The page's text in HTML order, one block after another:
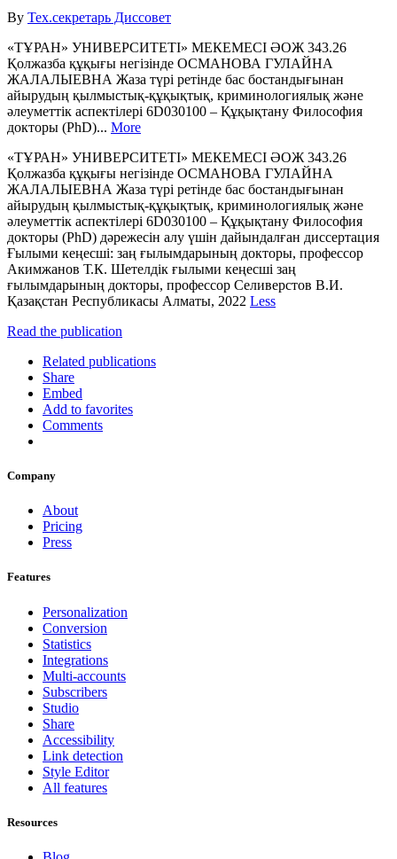
By Тех.секретарь Диссовет
«ТҰРАН» УНИВЕРСИТЕТІ» МЕКЕМЕСІ ӘОЖ 343.26
Қолжазба құқығы негізінде ОСМАНОВА ГУЛАЙНА
ЖАЛАЛЫЕВНА Жаза түрі ретінде бас бостандығынан
айырудың қылмыстық-құқықтық, криминологиялық және
әлеуметтік аспектілері 6D030100 ‒ Құқықтану Философия
докторы (PhD)... More
«ТҰРАН» УНИВЕРСИТЕТІ» МЕКЕМЕСІ ӘОЖ 343.26
Қолжазба құқығы негізінде ОСМАНОВА ГУЛАЙНА
ЖАЛАЛЫЕВНА Жаза түрі ретінде бас бостандығынан
айырудың қылмыстық-құқықтық, криминологиялық және
әлеуметтік аспектілері 6D030100 ‒ Құқықтану Философия
докторы (PhD) дәрежесін алу үшін дайындалған диссертация
Ғылыми кеңесші: заң ғылымдарының докторы, профессор
Акимжанов Т.К. Шетелдік ғылыми кеңесші заң
ғылымдарының докторы, профессор Селиверстов В.И.
Қазақстан Республикасы Алматы, 2022 Less
Read the publication
Related publications
Share
Embed
Add to favorites
Comments
Company
About
Pricing
Press
Features
Personalization
Conversion
Statistics
Integrations
Multi-accounts
Subscribers
Studio
Share
Accessibility
Link detection
Style Editor
All features
Resources